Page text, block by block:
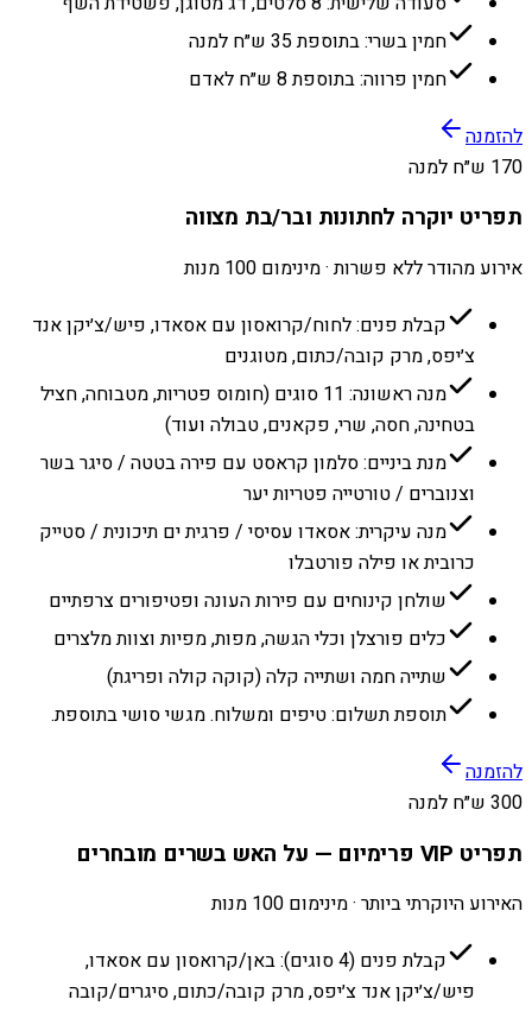
חמין בשרי: בתוספת 35 ש״ח למנה
חמין פרווה: בתוספת 8 ש״ח לאדם
להזמנה
170 ש״ח למנה
תפריט יוקרה לחתונות ובר/בת מצווה
אירוע מהודר ללא פשרות · מינימום 100 מנות
קבלת פנים: לחוח/קרואסון עם אסאדו, פיש/צ׳יקן אנד
צ׳יפס, מרק קובה/כתום, מטוגנים
מנה ראשונה: 11 סוגים (חומוס פטריות, מטבוחה, חציל
בטחינה, חסה, שרי, פקאנים, טבולה ועוד)
מנת ביניים: סלמון קראסט עם פירה בטטה / סיגר בשר
וצנוברים / טורטייה פטריות יער
מנה עיקרית: אסאדו עסיסי / פרגית ים תיכונית / סטייק
כרובית או פילה פורטבלו
שולחן קינוחים עם פירות העונה ופטיפורים צרפתיים
כלים פורצלן וכלי הגשה, מפות, מפיות וצוות מלצרים
שתייה חמה ושתייה קלה (קוקה קולה ופריגת)
תוספת תשלום: טיפים ומשלוח. מגשי סושי בתוספת.
להזמנה
300 ש״ח למנה
תפריט VIP פרימיום — על האש בשרים מובחרים
האירוע היוקרתי ביותר · מינימום 100 מנות
קבלת פנים (4 סוגים): באן/קרואסון עם אסאדו,
פיש/צ׳יקן אנד צ׳יפס, מרק קובה/כתום, סיגרים/קובה